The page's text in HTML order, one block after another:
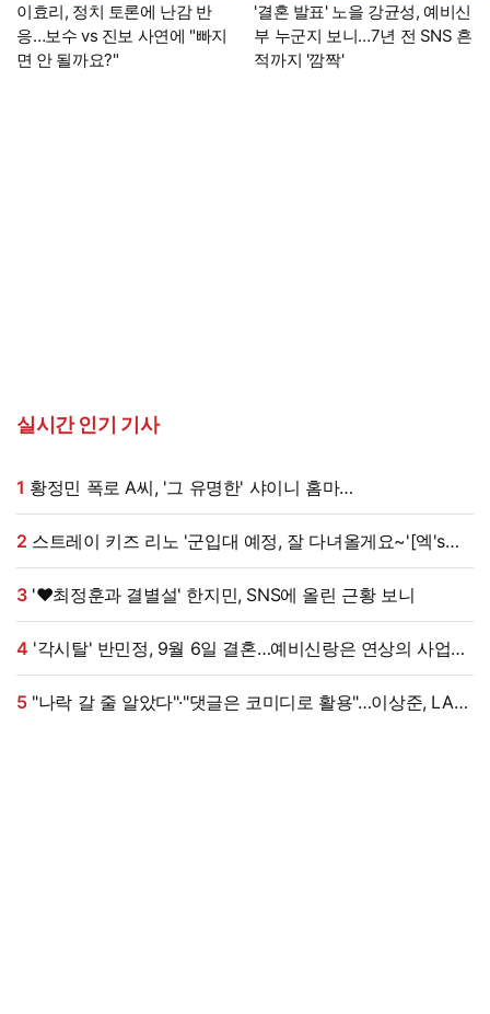
이효리, 정치 토론에 난감 반
응…보수 vs 진보 사연에 "빠지
면 안 될까요?"
'결혼 발표' 노을 강균성, 예비신
부 누군지 보니…7년 전 SNS 흔
적까지 '깜짝'
실시간 인기 기사
1
출신?…"고마워서 술 사려던 건데" 침묵 이유 있었나 [엑's
이슈]
2
HD포토]
3 '♥최정훈과 결별설' 한지민, SNS에 올린 근황 보니
4
[공식]
5"나락 갈 줄 알았다"·"댓글은 코미디로 활용"…이상준, LA